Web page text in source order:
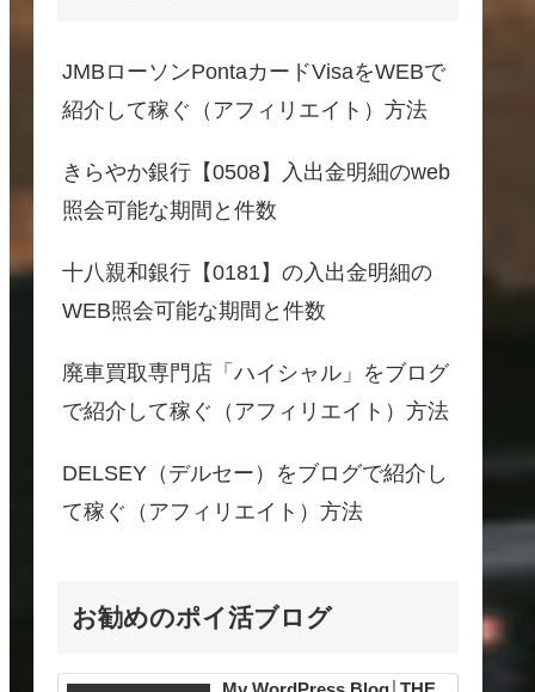
JMBローソンPontaカードVisaをWEBで
紹介して稼ぐ（アフィリエイト）方法
きらやか銀行【0508】入出金明細のweb
照会可能な期間と件数
十八親和銀行【0181】の入出金明細の
WEB照会可能な期間と件数
廃車買取専門店「ハイシャル」をブログ
で紹介して稼ぐ（アフィリエイト）方法
DELSEY（デルセー）をブログで紹介し
て稼ぐ（アフィリエイト）方法
お勧めのポイ活ブログ